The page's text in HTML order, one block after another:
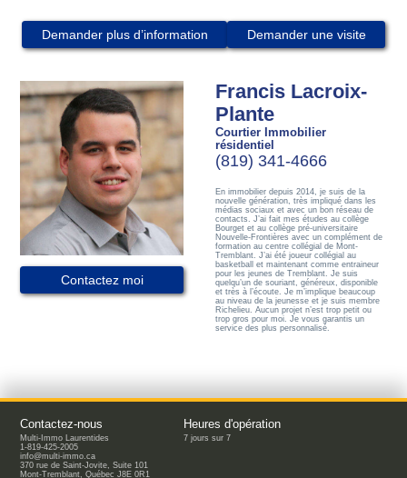
Demander plus d’information Demander une visite
Contactez moi
Francis Lacroix-
Plante
Courtier Immobilier
résidentiel
(819) 341-4666
En immobilier depuis 2014, je suis de la
nouvelle génération, très impliqué dans les
médias sociaux et avec un bon réseau de
contacts. J’ai fait mes études au collège
Bourget et au collège pré-universitaire
Nouvelle-Frontières avec un complément de
formation au centre collégial de Mont-
Tremblant. J’ai été joueur collégial au
basketball et maintenant comme entraineur
pour les jeunes de Tremblant. Je suis
quelqu’un de souriant, généreux, disponible
et très à l’écoute. Je m’implique beaucoup
au niveau de la jeunesse et je suis membre
Richelieu. Aucun projet n’est trop petit ou
trop gros pour moi. Je vous garantis un
service des plus personnalisé.
Contactez-nous
Multi-Immo Laurentides
1-819-425-2005
info@multi-immo.ca
370 rue de Saint-Jovite, Suite 101
Mont-Tremblant, Québec J8E 0R1
Heures d'opération
7 jours sur 7